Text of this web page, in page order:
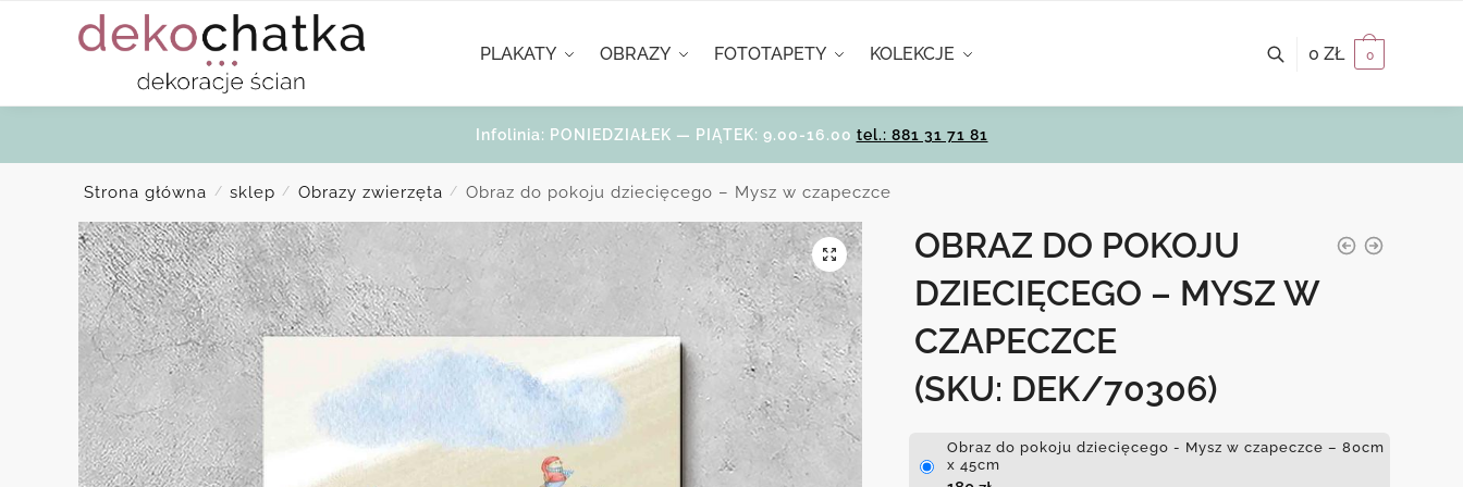
PLAKATY OBRAZY FOTOTAPETY KOLEKCJE 0 ZŁ 0
Infolinia: PONIEDZIAŁEK — PIĄTEK: 9.00-16.00 tel.: 881 31 71 81
Strona główna / sklep / Obrazy zwierzęta / Obraz do pokoju dziecięcego – Mysz w czapeczce
OBRAZ DO POKOJU
DZIECIĘCEGO – MYSZ W
CZAPECZCE
(SKU: DEK/70306)
Obraz do pokoju dziecięcego - Mysz w czapeczce – 80cm
x 45cm